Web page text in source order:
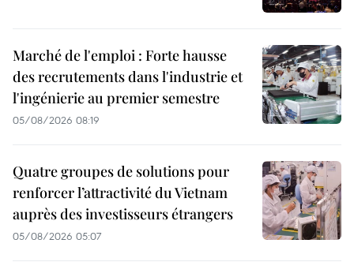
Marché de l'emploi : Forte hausse
des recrutements dans l'industrie et
l'ingénierie au premier semestre
05/08/2026 08:19
Quatre groupes de solutions pour
renforcer l’attractivité du Vietnam
auprès des investisseurs étrangers
05/08/2026 05:07